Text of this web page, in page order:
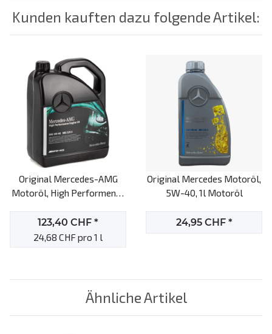
Kunden kauften dazu folgende Artikel:
Original Mercedes-AMG
Motoröl, High Performence
123,40 CHF *
24,68 CHF pro 1 l
Original Mercedes Motoröl,
5W-40, 1l Motoröl
24,95 CHF *
Ähnliche Artikel